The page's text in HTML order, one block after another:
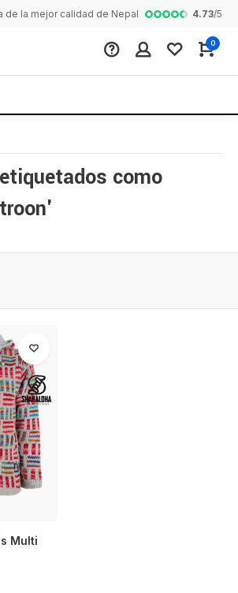
de la mejor calidad de Nepal Colección
4.73/5
0
como
Multi